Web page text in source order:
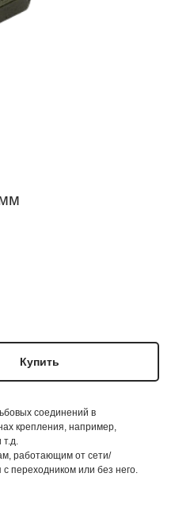
Купить
соединений в
крепления, например,
т.д.
работающим от сети/
с переходником или без него.